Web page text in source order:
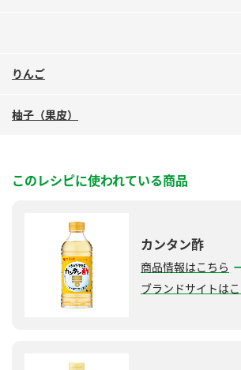
りんご
柚子（果皮）
このレシピに使われている商品
カンタン酢
商品情報はこちら
ブランドサイトは